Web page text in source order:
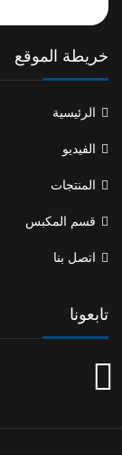
خريطة الموقع
الرئيسية
الفيديو
المنتجات
قسم المكبس
اتصل بنا
تابعونا